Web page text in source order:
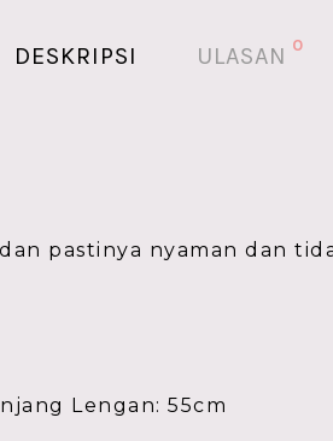
DESKRIPSI ULASAN 0
pastinya nyaman dan
Lengan: 55cm